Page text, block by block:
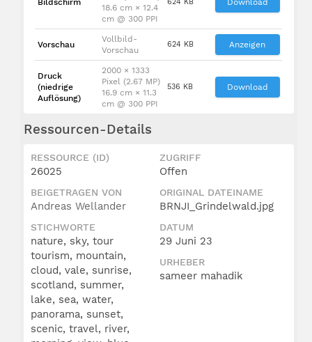
18.6 cm × 12.4
cm @ 300 PPI
Vorschau
Vollbild-
Vorschau
624 KB Anzeigen
Druck
(niedrige
Auflösung)
2000 × 1333
Pixel (2.67 MP)
16.9 cm × 11.3
cm @ 300 PPI
536 KB Download
Ressourcen-Details
RESSOURCE (ID)
26025
ZUGRIFF
Offen
BEIGETRAGEN VON
Andreas Wellander
ORIGINAL DATEINAME
BRNJI_Grindelwald.jpg
STICHWORTE
nature, sky, tour
tourism, mountain,
cloud, vale, sunrise,
scotland, summer,
lake, sea, water,
panorama, sunset,
scenic, travel, river,
DATUM
29 Juni 23
URHEBER
sameer mahadik